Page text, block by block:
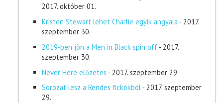
2017. október 01.
Kristen Stewart lehet Charlie egyik angyala - 2017.
szeptember 30.
2019-ben jön a Men in Black spin off - 2017.
szeptember 30.
Never Here előzetes - 2017. szeptember 29.
Sorozat lesz a Rendes fickókból - 2017. szeptember
29.